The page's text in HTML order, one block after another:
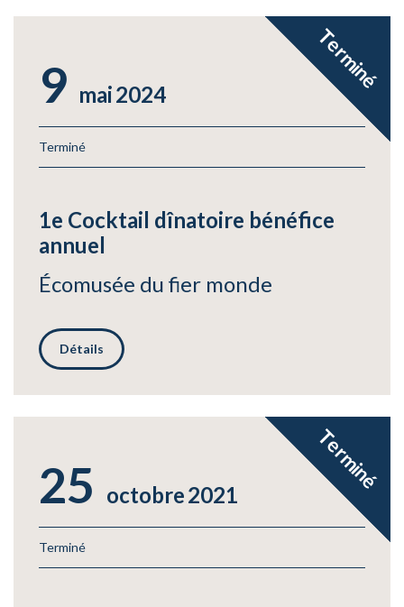
Terminé
9 mai2024
Terminé
1e Cocktail dînatoire bénéfice
annuel
Écomusée du fier monde
Détails
Terminé
25 octobre2021
Terminé